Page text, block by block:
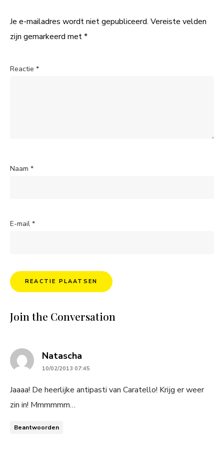
Je e-mailadres wordt niet gepubliceerd. Vereiste velden
zijn gemarkeerd met*
Reactie *
Naam *
E-mail *
Join the Conversation
Natascha
10/02/2013 07:45
Jaaaa! De heerlijke antipasti van Caratello! Krijg er weer
zin in! Mmmmmm…
Beantwoorden